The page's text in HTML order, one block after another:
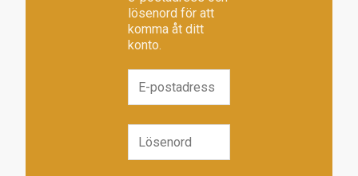
lösenord för att
komma åt ditt
konto.